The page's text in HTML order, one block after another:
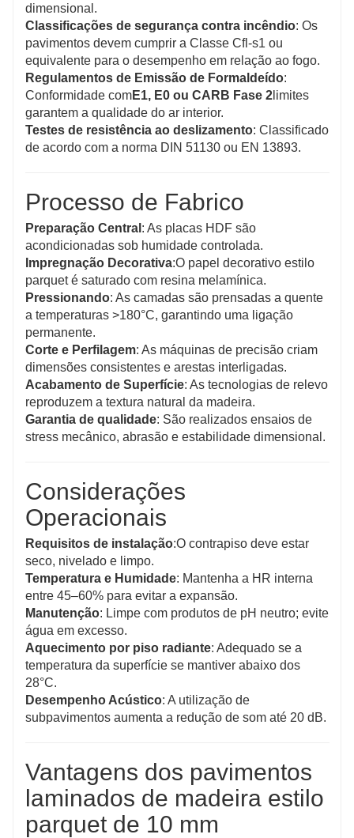
dimensional.
Classificações de segurança contra incêndio: Os
pavimentos devem cumprir a Classe Cfl-s1 ou
equivalente para o desempenho em relação ao fogo.
Regulamentos de Emissão de Formaldeído:
Conformidade comE1, E0 ou ​​​​CARB Fase 2 limites
garantem a qualidade do ar interior.
Testes de resistência ao deslizamento: Classificado
de acordo com a norma DIN 51130 ou EN 13893.
Processo de Fabrico
Preparação Central : As placas HDF são
acondicionadas sob humidade controlada.
Impregnação Decorativa:O papel decorativo estilo
parquet é saturado com resina melamínica.
Pressionando: As camadas são prensadas a quente
a temperaturas >180°C, garantindo uma ligação
permanente.
Corte e Perfilagem: As máquinas de precisão criam
dimensões consistentes e arestas interligadas.
Acabamento de Superfície: As tecnologias de relevo
reproduzem a textura natural da madeira.
Garantia de qualidade: São realizados ensaios de
stress mecânico, abrasão e estabilidade dimensional.
Considerações
Operacionais
Requisitos de instalação:O contrapiso deve estar
seco, nivelado e limpo.
Temperatura e Humidade: Mantenha a HR interna
entre 45–60% para evitar a expansão.
Manutenção: Limpe com produtos de pH neutro; evite
água em excesso.
Aquecimento por piso radiante: Adequado se a
temperatura da superfície se mantiver abaixo dos
28°C.
Desempenho Acústico: A utilização de
subpavimentos aumenta a redução de som até 20 dB.
Vantagens dos pavimentos
laminados de madeira estilo
parquet de 10 mm